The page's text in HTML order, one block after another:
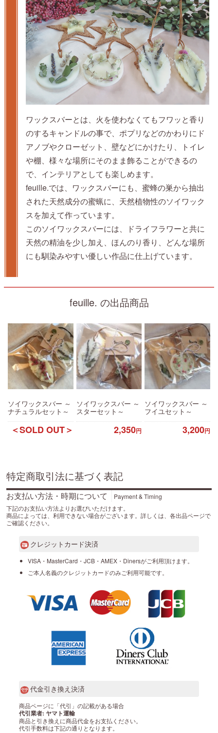
ワックスバーとは、火を使わなくてもフワッと香り
のするキャンドルの事で、ポプリなどのかわりにド
アノブやクローゼット、壁などにかけたり、トイレ
や棚、様々な場所にそのまま飾ることができるの
で、インテリアとしても楽しめます。
feuille.では、ワックスバーにも、蜜蜂の巣から抽出
された天然成分の蜜蝋に、天然植物性のソイワック
スを加えて作っています。
このソイワックスバーには、ドライフラワーと共に
天然の精油を少し加え、ほんのり香り、どんな場所
にも馴染みやすい優しい作品に仕上げています。
feuille. の出品商品
ソイワックスバー ～
ナチュラルセット～
＜SOLD OUT＞
ソイワックスバー ～
スターセット～
2,350円
ソイワックスバー ～
フイユセット～
3,200円
特定商取引法に基づく表記
お支払い方法・時期について
Payment & Timing
下記のお支払い方法よりお選びいただけます。
商品によっては、利用できない場合がございます。詳しくは、各出品ページで
ご確認ください。
クレジットカード決済
VISA・MasterCard・JCB・AMEX・Dinersがご利用頂けます。
ご本人名義のクレジットカードのみご利用可能です。
代金引き換え決済
商品ページに「代引」の記載がある場合
代引業者: ヤマト運輸
商品と引き換えに商品代金をお支払ください。
代引手数料は下記の通りとなります。